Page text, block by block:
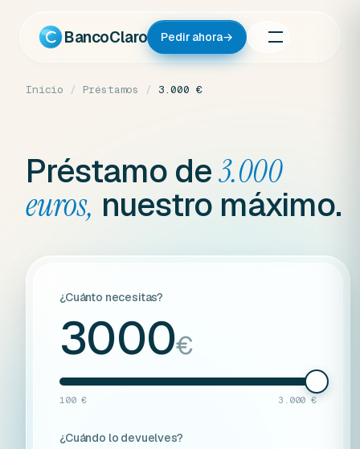
contenido
BancoClaro Pedir ahora→
Inicio / Préstamos / 3.000 €
Préstamo de3.000
euros, nuestro máximo.
¿Cuánto necesitas?
3000€
100 € 3.000 €
¿Cuándo lo devuelves?